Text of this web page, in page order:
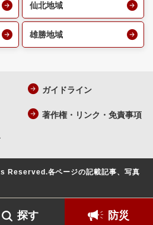
探す 防災
仙北地域
雄勝地域
ガイドライン
著作権・リンク・免責事項
Reserved.各ページの記載記事、写真